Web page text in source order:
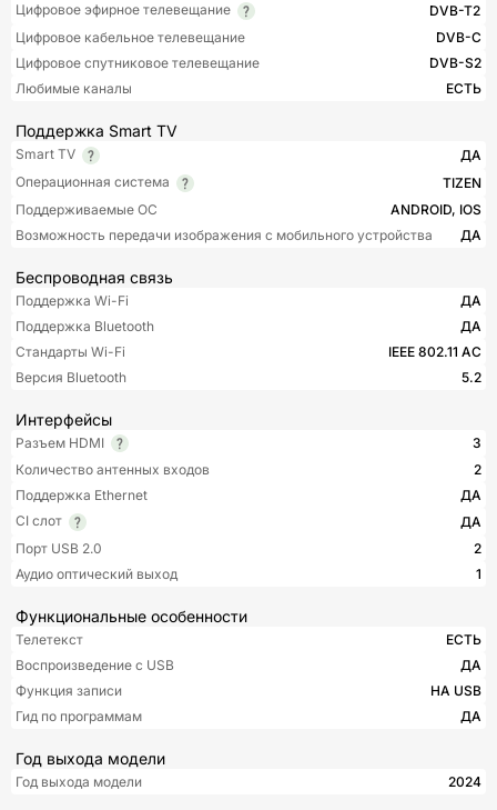
Цифровое эфирное телевещание
DVB-T2
Цифровое кабельное телевещание
DVB-C
Цифровое спутниковое телевещание
DVB-S2
Любимые каналы
ЕСТЬ
Поддержка Smart TV
Smart TV
ДА
Операционная система
TIZEN
Поддерживаемые ОС
ANDROID, IOS
Возможность передачи изображения с мобильного устройства
ДА
Беспроводная связь
Поддержка Wi-Fi
ДА
Поддержка Bluetooth
ДА
Стандарты Wi-Fi
IEEE 802.11 AC
Версия Bluetooth
5.2
Интерфейсы
Разъем HDMI
3
Количество антенных входов
2
Поддержка Ethernet
ДА
CI слот
ДА
Порт USB 2.0
2
Аудио оптический выход
1
Функциональные особенности
Телетекст
ЕСТЬ
Воспроизведение с USB
ДА
Функция записи
НА USB
Гид по программам
ДА
Год выхода модели
Год выхода модели 2024